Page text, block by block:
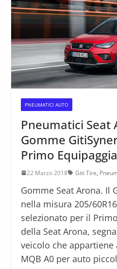
PNEUMATICI AUTO
Pneumatici Seat
Gomme
Primo
22 Marzo 2018 Giti Tire,
Gomme Seat Arona. Il
nella misura 205/
selezionato per il
della Seat Arona,
veicolo che
MQB A0 per auto